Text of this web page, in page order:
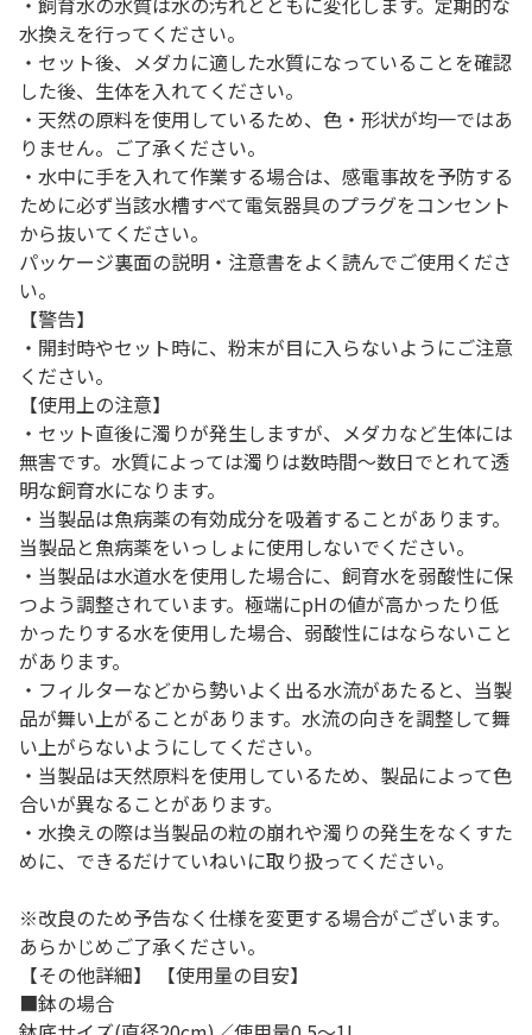
水換えを行ってください。
・セット後、メダカに適した水質になっていることを確認
した後、生体を入れてください。
・天然の原料を使用しているため、色・形状が均一ではあ
りません。ご了承ください。
・水中に手を入れて作業する場合は、感電事故を予防する
ために必ず当該水槽すべて電気器具のプラグをコンセント
から抜いてください。
パッケージ裏面の説明・注意書をよく読んでご使用くださ
い。
【警告】
・開封時やセット時に、粉末が目に入らないようにご注意
ください。
【使用上の注意】
・セット直後に濁りが発生しますが、メダカなど生体には
無害です。水質によっては濁りは数時間～数日でとれて透
明な飼育水になります。
・当製品は魚病薬の有効成分を吸着することがあります。
当製品と魚病薬をいっしょに使用しないでください。
・当製品は水道水を使用した場合に、飼育水を弱酸性に保
つよう調整されています。極端にpHの値が高かったり低
かったりする水を使用した場合、弱酸性にはならないこと
があります。
・フィルターなどから勢いよく出る水流があたると、当製
品が舞い上がることがあります。水流の向きを調整して舞
い上がらないようにしてください。
・当製品は天然原料を使用しているため、製品によって色
合いが異なることがあります。
・水換えの際は当製品の粒の崩れや濁りの発生をなくすた
めに、できるだけていねいに取り扱ってください。
※改良のため予告なく仕様を変更する場合がございます。
あらかじめご了承ください。
【その他詳細】 【使用量の目安】
■鉢の場合